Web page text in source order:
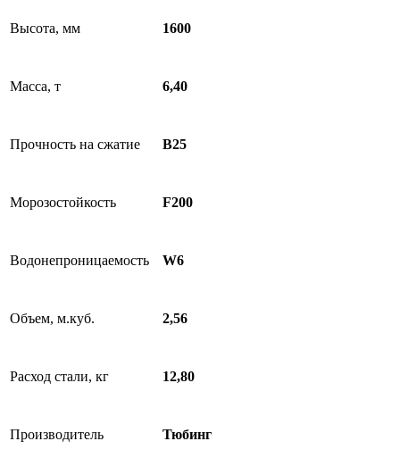
Высота, мм 1600
Масса, т 6,40
Прочность на сжатие B25
Морозостойкость F200
Водонепроницаемость W6
Объем, м.куб. 2,56
Расход стали, кг 12,80
Производитель Тюбинг